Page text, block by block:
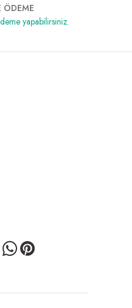
ÖDEME
yapabilirsiniz.